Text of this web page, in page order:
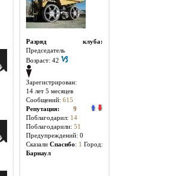
Разряд клуба:
Председатель
Возраст: 42
Зарегистрирован:
14 лет 5 месяцев
Сообщений: 615
Репутация: 9
Поблагодарил: 14
Поблагодарили: 51
Предупреждений: 0
Cказали Спасибо: 1 Город:
Барнаул